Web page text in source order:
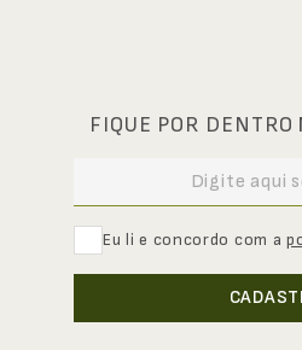
FIQUE POR DENTRO
Eu li e concordo com a